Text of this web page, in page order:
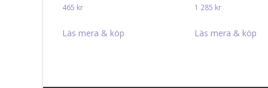
465 kr
Läs mera & köp
1 285 kr
Läs mera & köp